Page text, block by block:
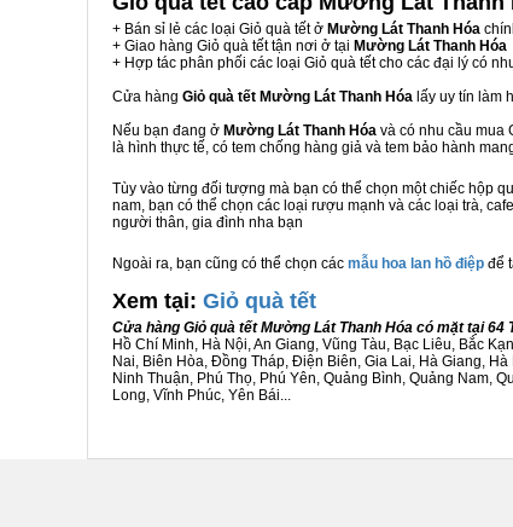
+ Bán sỉ lẻ các loại Giỏ quà tết ở Mường Lát Thanh Hóa
+ Giao hàng Giỏ quà tết tận nơi ở tại Mường Lát Thanh Hóa
+ Hợp tác phân phối các loại Giỏ quà tết cho các đại lý có
Cửa hàng Giỏ quà tết Mường Lát Thanh Hóa lấy uy tín làm
Nếu bạn đang ở Mường Lát Thanh Hóa và có nhu cầu mua
là hình thực tế, có tem chống hàng giả và tem bảo hành
Tùy vào từng đối tượng mà bạn có thể chọn một chiếc hộp
nam, bạn có thể chọn các loại rượu mạnh và các loại trà,
người thân, gia đình nha bạn
Ngoài ra, bạn cũng có thể chọn các mẫu hoa lan hồ điệp để
Xem tại: Giỏ quà tết
Cửa hàng Giỏ quà tết Mường Lát Thanh Hóa có mặt tại
Hồ Chí Minh, Hà Nội, An Giang, Vũng Tàu, Bạc Liêu, Bắc
Nai, Biên Hòa, Đồng Tháp, Điện Biên, Gia Lai, Hà Giang,
Ninh Thuận, Phú Thọ, Phú Yên, Quảng Bình, Quảng Nam,
Long, Vĩnh Phúc, Yên Bái...